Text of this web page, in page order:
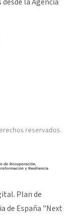
reservados.
Plan de
de España "Next